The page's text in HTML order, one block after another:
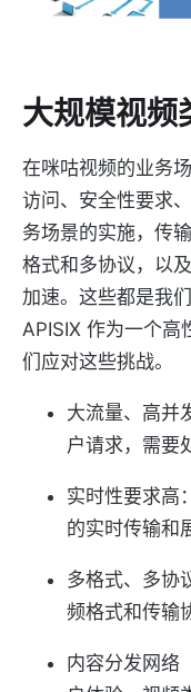
大规模视频
在咪咕视频的业务
访问、安全性要求
务场景的实施，传
格式和多协议，以
加速。这些都是我
APISIX 作为一个高
们应对这些挑战。
大流量、高并
户请求，需要
实时性要求高
的实时传输和
多格式、多协
频格式和传输
内容分发网络